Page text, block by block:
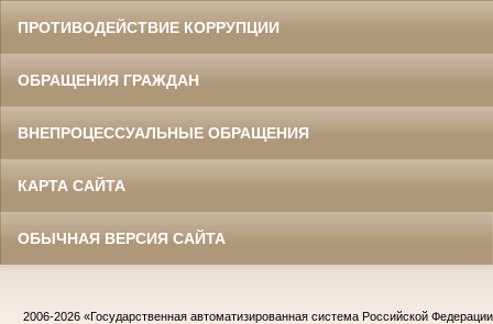
ПРОТИВОДЕЙСТВИЕ КОРРУПЦИИ
ОБРАЩЕНИЯ ГРАЖДАН
ВНЕПРОЦЕССУАЛЬНЫЕ ОБРАЩЕНИЯ
КАРТА САЙТА
ОБЫЧНАЯ ВЕРСИЯ САЙТА
2006-2026 «Государственная автоматизированная система Российской